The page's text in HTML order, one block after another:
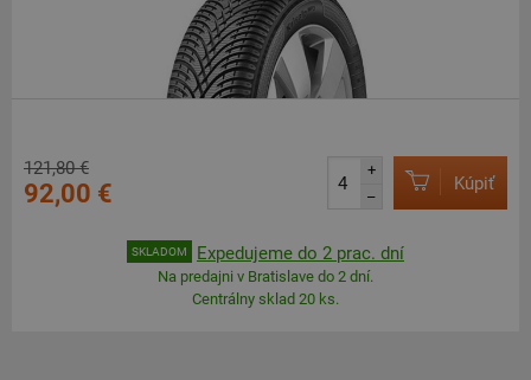
121,80 €
92,00 €
+
–
Kúpiť
SKLADOM Expedujeme do 2 prac. dní
Na predajni v Bratislave do 2 dní.
Centrálny sklad 20 ks.